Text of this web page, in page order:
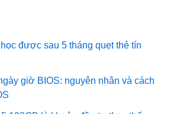
được sau 5 tháng quẹt thẻ tín
giờ BIOS: nguyên nhân và cách